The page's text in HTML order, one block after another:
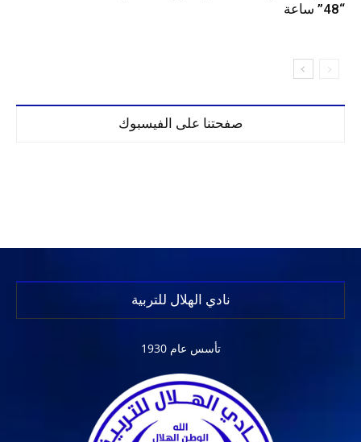
“48” ساعة
صفحتنا على الفيسبوك
نادي الهلال للتربية
تأسس عام 1930